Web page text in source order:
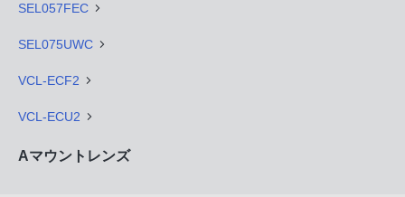
SEL057FEC
SEL075UWC
VCL-ECF2
VCL-ECU2
Aマウントレンズ